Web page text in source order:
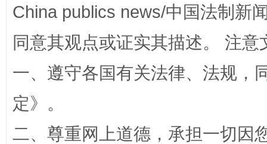
漫山遍野的桃花与雪山、麦地、白藏房 除
China publics news/中国法制新
同意其观点或证实其描述。 注
一、遵守各国有关法律、法规，
定》。
二、尊重网上道德，承担一切因